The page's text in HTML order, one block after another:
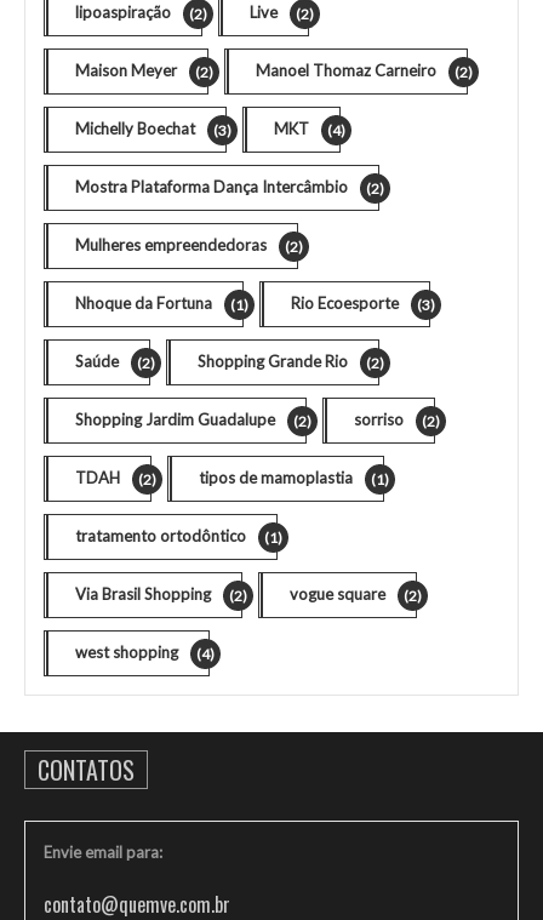
lipoaspiração (2) Live (2)
Maison Meyer (2) Manoel Thomaz Carneiro (2)
Michelly Boechat (3) MKT (4)
Mostra Plataforma Dança Intercâmbio (2)
Mulheres empreendedoras (2)
Nhoque da Fortuna (1) Rio Ecoesporte (3)
Saúde (2) Shopping Grande Rio (2)
Shopping Jardim Guadalupe (2) sorriso (2)
TDAH (2) tipos de mamoplastia (1)
tratamento ortodôntico (1)
Via Brasil Shopping (2) vogue square (2)
west shopping (4)
CONTATOS
Envie email para:
contato@quemve.com.br